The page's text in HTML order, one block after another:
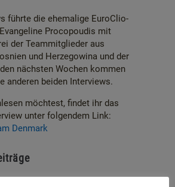
führte die ehemalige EuroClio-
Procopoudis mit
der Teammitglieder aus
und Herzegowina und der
nächsten Wochen kommen
anderen beiden Interviews.
möchtest, findet ihr das
unter folgendem Link:
Denmark